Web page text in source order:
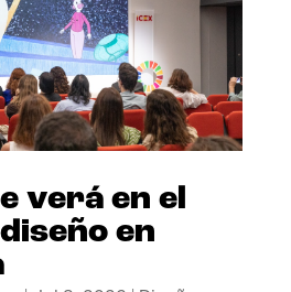
verá en el
en